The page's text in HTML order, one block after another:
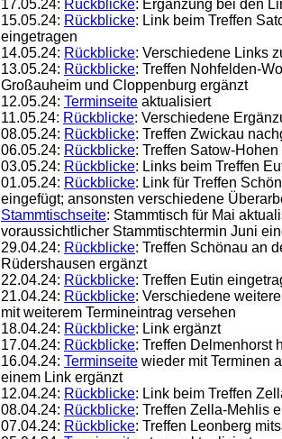
17.05.24: Rückblicke: Ergänzung bei den
15.05.24: Rückblicke: Link beim Treffen
eingetragen
14.05.24: Rückblicke: Verschiedene Links
13.05.24: Rückblicke: Treffen Nohfelden-
Großauheim und Cloppenburg ergänzt
12.05.24: Terminseite aktualisiert
11.05.24: Rückblicke: Verschiedene
08.05.24: Rückblicke: Treffen Zwickau
06.05.24: Rückblicke: Treffen Satow-
03.05.24: Rückblicke: Links beim Treffen
01.05.24: Rückblicke: Link für Treffen
eingefügt; ansonsten verschiedene
Stammtischseite: Stammtisch für Mai
voraussichtlicher Stammtischtermin Juni
29.04.24: Rückblicke: Treffen Schönau an
Rüdershausen ergänzt
22.04.24: Rückblicke: Treffen Eutin
21.04.24: Rückblicke: Verschiedene
mit weiterem Termineintrag versehen
18.04.24: Rückblicke: Link ergänzt
17.04.24: Rückblicke: Treffen Delmenhorst
16.04.24: Terminseite wieder mit Terminen
einem Link ergänzt
12.04.24: Rückblicke: Link beim Treffen
08.04.24: Rückblicke: Treffen Zella-Mehlis
07.04.24: Rückblicke: Treffen Leonberg